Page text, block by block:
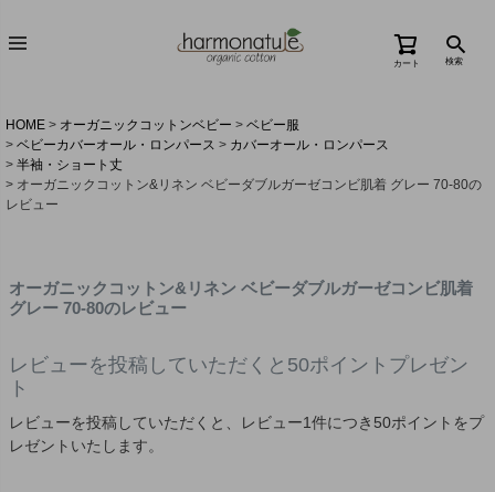
カート 検索
HOME オーガニックコットンベビー
ベビー服
ベビーカバーオール・ロンパース
カバーオール・ロンパース
半袖・ショート丈
オーガニックコットン&リネン ベビーダブルガーゼコンビ肌着 グレー 70-80の
レビュー
オーガニックコットン&リネン ベビーダブルガーゼコンビ肌着
グレー 70-80のレビュー
レビューを投稿していただくと50ポイントプレゼン
ト
レビューを投稿していただくと、レビュー1件につき50ポイントをプ
レゼントいたします。